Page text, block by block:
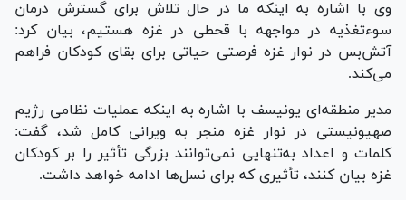
وی با اشاره به اینکه ما در حال تلاش برای گسترش درمان
سوءتغذیه در مواجهه با قحطی در غزه هستیم، بیان کرد:
آتش‌بس در نوار غزه فرصتی حیاتی برای بقای کودکان فراهم
می‌کند.
مدیر منطقه‌ای یونیسف با اشاره به اینکه عملیات نظامی رژیم
صهیونیستی در نوار غزه منجر به ویرانی کامل شد، گفت:
کلمات و اعداد به‌تنهایی نمی‌توانند بزرگی تأثیر را بر کودکان
غزه بیان کنند، تأثیری که برای نسل‌ها ادامه خواهد داشت.